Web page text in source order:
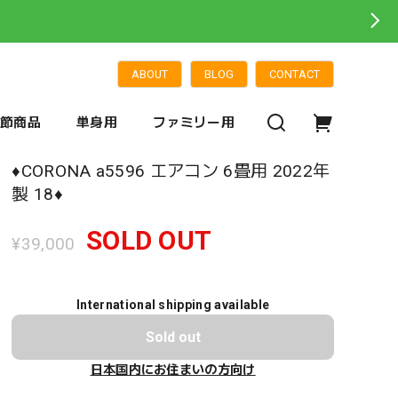
ABOUT BLOG CONTACT
商品 単身用 ファミリー用
♦️CORONA a5596 エアコン 6畳用 2022年
製 18♦️
¥39,000 SOLD OUT
International shipping available
Sold out
日本国内にお住まいの方向け